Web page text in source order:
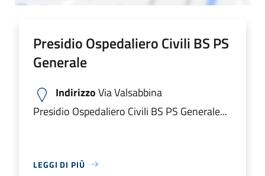
Presidio Ospedaliero Civili BS PS
Generale
IndirizzoVia Valsabbina
Presidio Ospedaliero Civili BS PS Generale...
LEGGI DI PIÙ